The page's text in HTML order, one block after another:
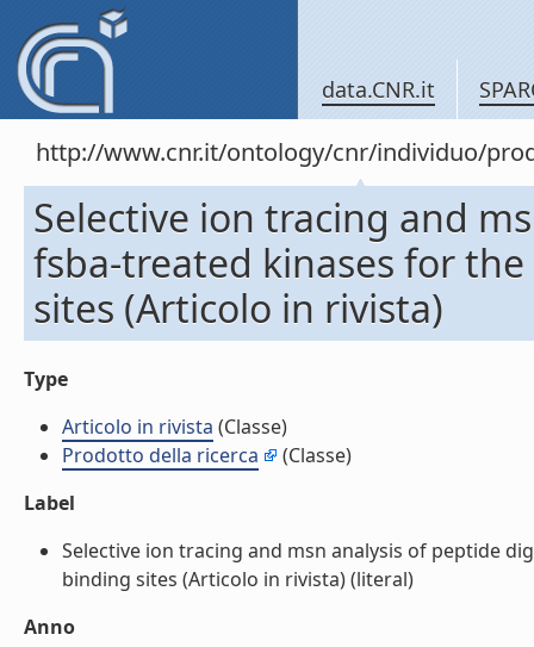
data.CNR.it
http://www.cnr.it/ontology/cnr/individuo/
Selective ion tracing and
fsba-treated kinases for
sites (Articolo in rivista)
Type
Articolo in rivista (Classe)
Prodotto della ricerca
(Classe)
Label
Selective ion tracing and msn analysis of peptide
binding sites (Articolo in rivista) (literal)
Anno